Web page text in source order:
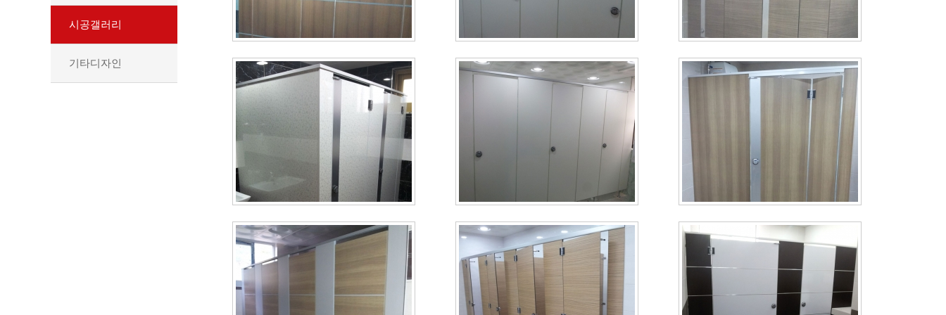
시공갤러리
기타디자인